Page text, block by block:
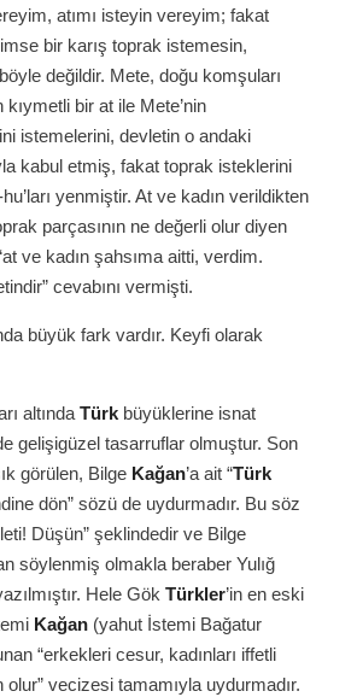
atımı isteyin vereyim; fakat
bir karış toprak istemesin,
değildir. Mete, doğu komşuları
kıymetli bir at ile Mete’nin
istemelerini, devletin o andaki
kabul etmiş, fakat toprak isteklerini
yenmiştir. At ve kadın verildikten
parçasının ne değerli olur diyen
ve kadın şahsıma aitti, verdim.
cevabını vermişti.
büyük fark vardır. Keyfi olarak
altında Türk büyüklerine isnat
gelişigüzel tasarruflar olmuştur. Son
görülen, Bilge Kağan’a ait “Türk
dön” sözü de uydurmadır. Bu söz
Düşün” şeklindedir ve Bilge
söylenmiş olmakla beraber Yulığ
Hele Gök Türkler’in en eski
Kağan (yahut İstemi Bağatur
“erkekleri cesur, kadınları iffetli
vecizesi tamamıyla uydurmadır.